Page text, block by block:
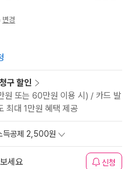
변경
구 할인
원 또는 60만원 이용 시) / 카드 발
최대 1만원 혜택 제공
득공제 2,500원
세요 신청